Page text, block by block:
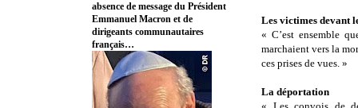
Les victimes devant
« C’est ensemble
marchaient vers la
ces prises de vues. »
La déportation
absence de message du Président
Emmanuel Macron et de
dirigeants communautaires
français…